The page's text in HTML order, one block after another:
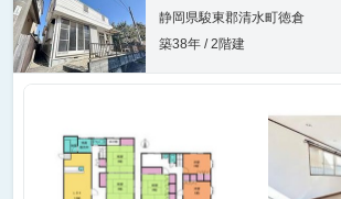
静岡県駿東郡清水町徳倉
築38年 / 2階建